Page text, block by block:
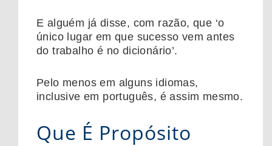
E alguém já disse, com razão, que ‘o
único lugar em que sucesso vem antes
do trabalho é no dicionário’.
Pelo menos em alguns idiomas,
inclusive em português, é assim mesmo.
Que É Propósito